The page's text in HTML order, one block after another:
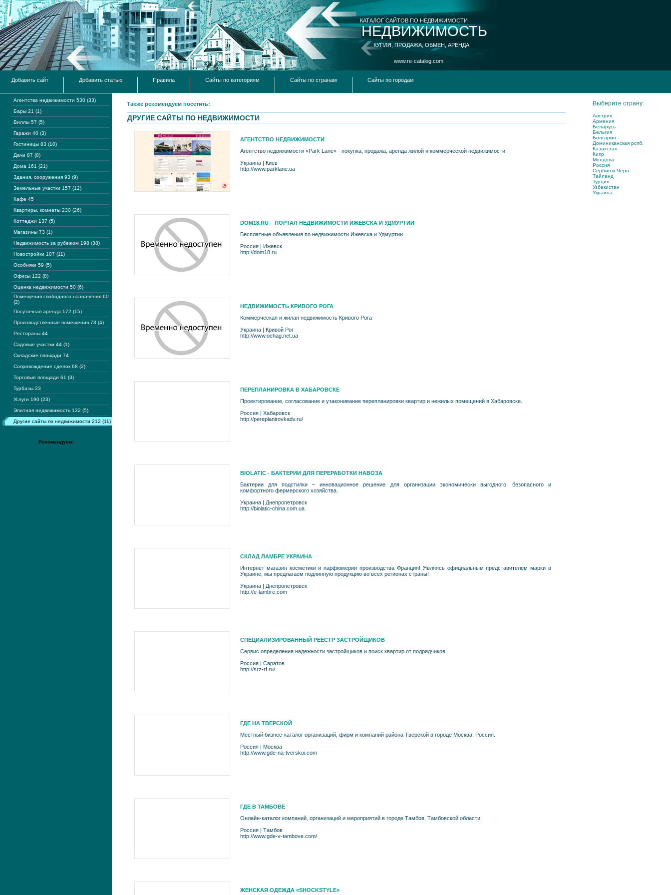
КАТАЛОГ САЙТОВ ПО НЕДВИЖИМОСТИ
НЕДВИЖИМОСТЬ
КУПЛЯ, ПРОДАЖА, ОБМЕН, АРЕНДА
www.re-catalog.com
Добавить сайт Добавить статью Правила Сайты по категориям Сайты по странам Сайты по городам
Агентства недвижимости 530 (33)
Бары 21 (1)
Виллы 57 (5)
Гаражи 40 (3)
Гостиницы 83 (10)
Дачи 87 (8)
Дома 161 (21)
Здания, сооружения 93 (9)
Земельные участки 157 (12)
Кафе 45
Квартиры, комнаты 230 (26)
Коттеджи 137 (5)
Магазины 73 (1)
Недвижимость за рубежом 198 (38)
Новостройки 107 (11)
Особняки 59 (5)
Офисы 122 (8)
Оценка недвижимости 50 (6)
Помещения свободного назначения 60
(2)
Посуточная аренда 172 (15)
Производственные помещения 73 (4)
Рестораны 44
Садовые участки 44 (1)
Складские площади 74
Сопровождение сделок 68 (2)
Торговые площади 61 (3)
Турбазы 23
Услуги 190 (23)
Элитная недвижимость 132 (5)
Другие сайты по недвижимости 212 (11)
Рекомендуем:
Также рекомендуем посетить:
ДРУГИЕ САЙТЫ ПО НЕДВИЖИМОСТИ
АГЕНТСТВО НЕДВИЖИМОСТИ
Агентство недвижимости «Park Lane» - покупка, продажа, аренда жилой и коммерческой недвижимости.
Украина | Киев
http://www.parklane.ua
DOM18.RU – ПОРТАЛ НЕДВИЖИМОСТИ ИЖЕВСКА И УДМУРТИИ
Бесплатные объявления по недвижимости Ижевска и Удмуртии
Россия | Ижевск
http://dom18.ru
НЕДВИЖИМОСТЬ КРИВОГО РОГА
Коммерческая и жилая недвижимость Кривого Рога
Украина | Кривой Рог
http://www.ochag.net.ua
ПЕРЕПЛАНИРОВКА В ХАБАРОВСКЕ
Проектирование, согласование и узаконивание перепланировки квартир и нежилых помещений в Хабаровске.
Россия | Хабаровск
http://pereplanirovkadv.ru/
BIOLATIC - БАКТЕРИИ ДЛЯ ПЕРЕРАБОТКИ НАВОЗА
Бактерии для подстилки – инновационное решение для организации экономически выгодного, безопасного и
комфортного фермерского хозяйства.
Украина | Днепропетровск
http://biolatic-china.com.ua
СКЛАД ЛАМБРЕ УКРАИНА
Интернет магазин косметики и парфюмерии производства Франция! Являясь официальным представителем марки в
Украине, мы предлагаем подлинную продукцию во всех регионах страны!
Украина | Днепропетровск
http://e-lambre.com
СПЕЦИАЛИЗИРОВАННЫЙ РЕЕСТР ЗАСТРОЙЩИКОВ
Сервис определения надежности застройщиков и поиск квартир от подрядчиков
Россия | Саратов
http://srz-rf.ru/
ГДЕ НА ТВЕРСКОЙ
Местный бизнес-каталог организаций, фирм и компаний района Тверской в городе Москва, Россия.
Россия | Москва
http://www.gde-na-tverskoi.com
ГДЕ В ТАМБОВЕ
Онлайн-каталог компаний, организаций и мероприятий в городе Тамбов, Тамбовской области.
Россия | Тамбов
http://www.gde-v-tambove.com/
ЖЕНСКАЯ ОДЕЖДА «SHOCKSTYLE»
Выберите страну:
Австрия
Армения
Беларусь
Бельгия
Болгария
Доминиканская рспб.
Казахстан
Кипр
Молдова
Россия
Сербия и Черн.
Тайланд
Турция
Узбекистан
Украина